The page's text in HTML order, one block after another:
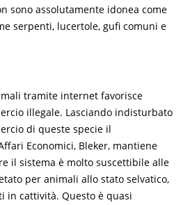
sono assolutamente idonea come
serpenti, lucertole, gufi comuni e
tramite internet favorisce
illegale. Lasciando indisturbato
di queste specie il
Economici, Bleker, mantiene
il sistema è molto suscettibile alle
per animali allo stato selvatico,
in cattività. Questo è quasi